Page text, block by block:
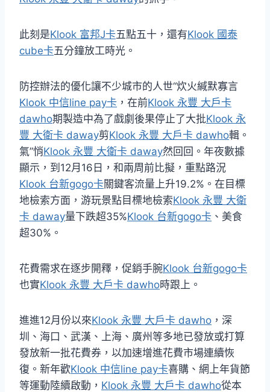
此刻是Klook 富邦J卡五點五十，還有Klook 國泰
cube卡五分鐘放工時光。
防控辦法的優化讓不少城市的人世“炊火緘默寡言
Klook 中信line pay卡 ，在前Klook 永豐 大戶卡
dawho期製造中為了戲劇後果停止了大批Klook 永
豐 大衛卡 daway剪Klook 永豐 大戶卡 dawho輯。
氣”悄Klook 永豐 大衛卡 daway然回回。年夜數據
顯示，到12月16日，和兩周前比擬，重點路況
Klook 台新gogo卡關鍵客流量上升19.2%。在目標
地檢索方面，游玩景點目標地檢索Klook 永豐 大衛
卡 daway量下跌超35%Klook 台新gogo卡 、美食
超30%。
花費需求在逐步開釋，促銷手腕Klook 台新gogo卡
也實Klook 永豐 大戶卡 dawho時跟上。
進進12月份以來Klook 永豐 大戶卡 dawho ，深
圳、海口、武漢、上海、廣州等多地已發放或打算
發放新一批花費券，以加速增進花費市場連續恢
復。新年歡Klook 中信line pay卡喜購、網上年貨節
等運動陸續啟動， Klook 永豐 大戶卡 dawho從本